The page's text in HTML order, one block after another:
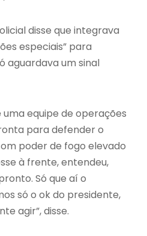
disse que integrava
especiais” para
aguardava um sinal
equipe de operações
para defender o
poder de fogo elevado
à frente, entendeu,
Só que aí o
só o ok do presidente,
agir”, disse.